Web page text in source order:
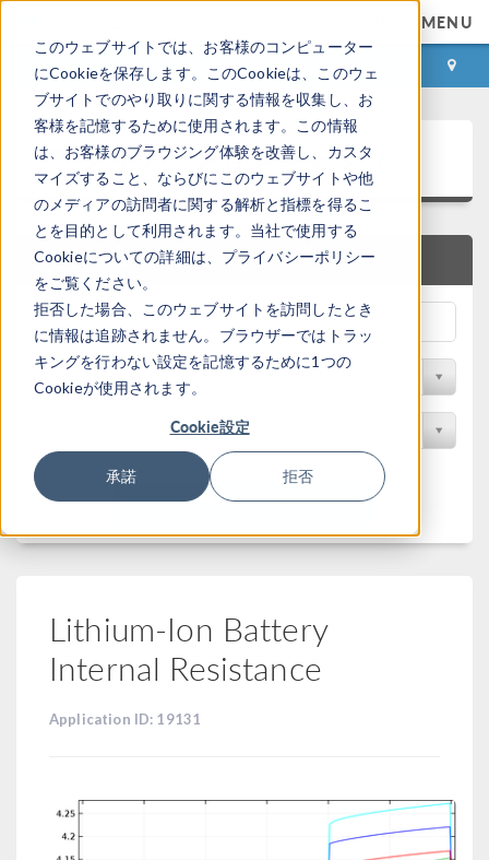
このウェブサイトでは、お客様のコンピューター
にCookieを保存します。このCookieは、このウェ
ブサイトでのやり取りに関する情報を収集し、お
客様を記憶するために使用されます。この情報
は、お客様のブラウジング体験を改善し、カスタ
マイズすること、ならびにこのウェブサイトや他
のメディアの訪問者に関する解析と指標を得るこ
とを目的として利用されます。当社で使用する
Cookieについての詳細は、プライバシーポリシー
をご覧ください。
拒否した場合、このウェブサイトを訪問したとき
に情報は追跡されません。ブラウザーではトラッ
キングを行わない設定を記憶するために1つの
Cookieが使用されます。
Cookie設定
承諾 拒否
MENU
ログイン お問い合わせ
アプリケーションギャラリ
クイック検索
分野でフィルター
フィルター
Lithium-Ion Battery
Internal Resistance
Application ID: 19131